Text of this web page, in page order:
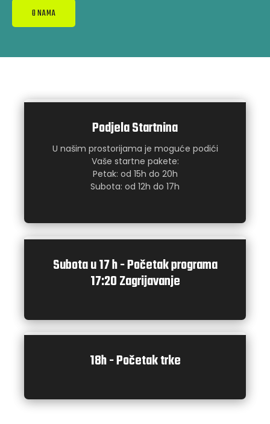
O NAMA
Podjela Startnina
U našim prostorijama je moguće podići
Vaše startne pakete:
Petak: od 15h do 20h
Subota: od 12h do 17h
Subota u 17 h - Početak programa
17:20 Zagrijavanje
18h - Početak trke